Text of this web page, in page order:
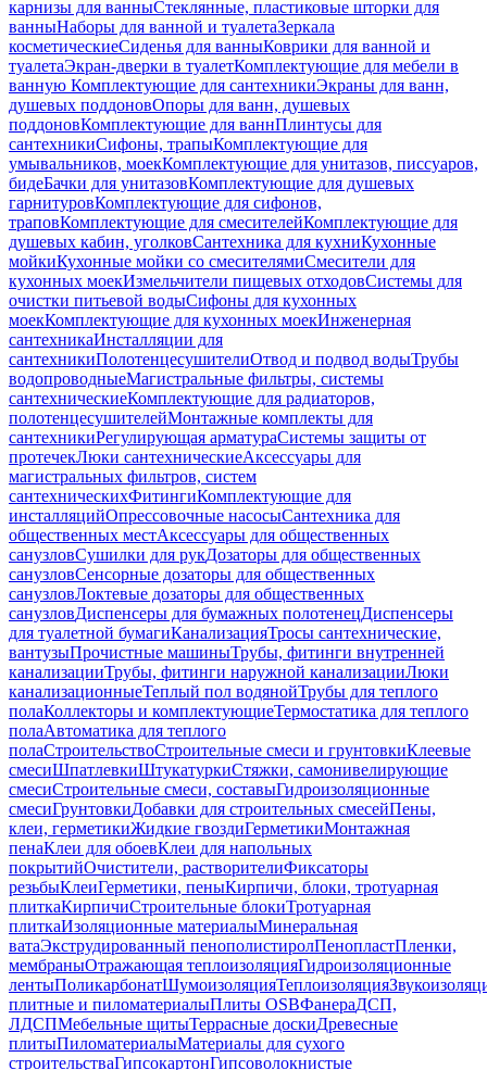
карнизы для ванныСтеклянные, пластиковые шторки для
ванныНаборы для ванной и туалетаЗеркала
косметическиеСиденья для ванныКоврики для ванной и
туалетаЭкран-дверки в туалетКомплектующие для мебели в
ванную Комплектующие для сантехникиЭкраны для ванн,
душевых поддоновОпоры для ванн, душевых
поддоновКомплектующие для ваннПлинтусы для
сантехникиСифоны, трапыКомплектующие для
умывальников, моекКомплектующие для унитазов, писсуаров,
бидеБачки для унитазовКомплектующие для душевых
гарнитуровКомплектующие для сифонов,
траповКомплектующие для смесителейКомплектующие для
душевых кабин, уголковСантехника для кухниКухонные
мойкиКухонные мойки со смесителямиСмесители для
кухонных моекИзмельчители пищевых отходовСистемы для
очистки питьевой водыСифоны для кухонных
моекКомплектующие для кухонных моекИнженерная
сантехникаИнсталляции для
сантехникиПолотенцесушителиОтвод и подвод водыТрубы
водопроводныеМагистральные фильтры, системы
сантехническиеКомплектующие для радиаторов,
полотенцесушителейМонтажные комплекты для
сантехникиРегулирующая арматураСистемы защиты от
протечекЛюки сантехническиеАксессуары для
магистральных фильтров, систем
сантехническихФитингиКомплектующие для
инсталляцийОпрессовочные насосыСантехника для
общественных местАксессуары для общественных
санузловСушилки для рукДозаторы для общественных
санузловСенсорные дозаторы для общественных
санузловЛоктевые дозаторы для общественных
санузловДиспенсеры для бумажных полотенецДиспенсеры
для туалетной бумагиКанализацияТросы сантехнические,
вантузыПрочистные машиныТрубы, фитинги внутренней
канализацииТрубы, фитинги наружной канализацииЛюки
канализационныеТеплый пол водянойТрубы для теплого
полаКоллекторы и комплектующиеТермостатика для теплого
полаАвтоматика для теплого
полаСтроительствоСтроительные смеси и грунтовкиКлеевые
смесиШпатлевкиШтукатуркиСтяжки, самонивелирующие
смесиСтроительные смеси, составыГидроизоляционные
смесиГрунтовкиДобавки для строительных смесейПены,
клеи, герметикиЖидкие гвоздиГерметикиМонтажная
пенаКлеи для обоевКлеи для напольных
покрытийОчистители, растворителиФиксаторы
резьбыКлеиГерметики, пеныКирпичи, блоки, тротуарная
плиткаКирпичиСтроительные блокиТротуарная
плиткаИзоляционные материалыМинеральная
ватаЭкструдированный пенополистиролПенопластПленки,
мембраныОтражающая теплоизоляцияГидроизоляционные
лентыПоликарбонатШумоизоляцияТеплоизоляция
плитные и пиломатериалыПлиты OSBФанераДСП,
ЛДСПМебельные щитыТеррасные доскиДревесные
плитыПиломатериалыМатериалы для сухого
строительстваГипсокартонГипсоволокнистые